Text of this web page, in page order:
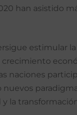
han asistido
estimular
crecimiento
naciones
la